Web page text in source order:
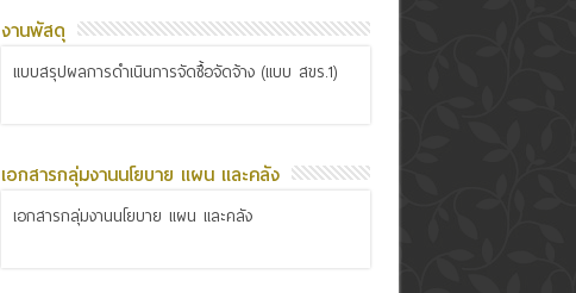
งานพัสดุ
แบบสรุปผลการดำเนินการจัดซื้อจัดจ้าง (แบบ สขร.1)
เอกสารกลุ่มงานนโยบาย แผน และคลัง
เอกสารกลุ่มงานนโยบาย แผน และคลัง